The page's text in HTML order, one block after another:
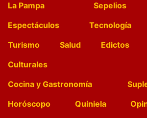
La Pampa Sepelios
Espectáculos
Tecnología
Turismo
Salud Edictos
Culturales
Cocina y Gastronomía
Horóscopo
Quiniela